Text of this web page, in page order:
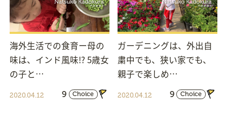
海外生活での食育ー母の
味は、インド風味!? 5歳女
の子と…
2020.04.12 9 Choice
ガーデニングは、外出自
粛中でも、狭い家でも、
親子で楽しめ…
2020.04.12 9 Choice